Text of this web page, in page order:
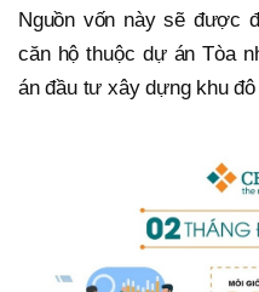
Nguồn vốn này sẽ được
căn hộ thuộc dự án Tòa
án đầu tư xây dựng khu